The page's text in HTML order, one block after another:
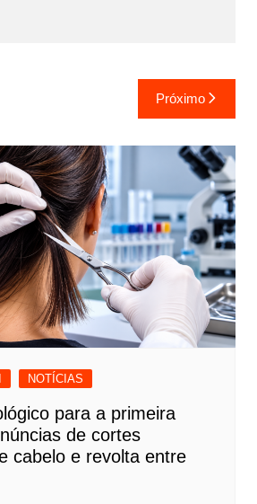
Próximo
NOTÍCIAS
para a primeira
de cortes
cabelo e revolta entre